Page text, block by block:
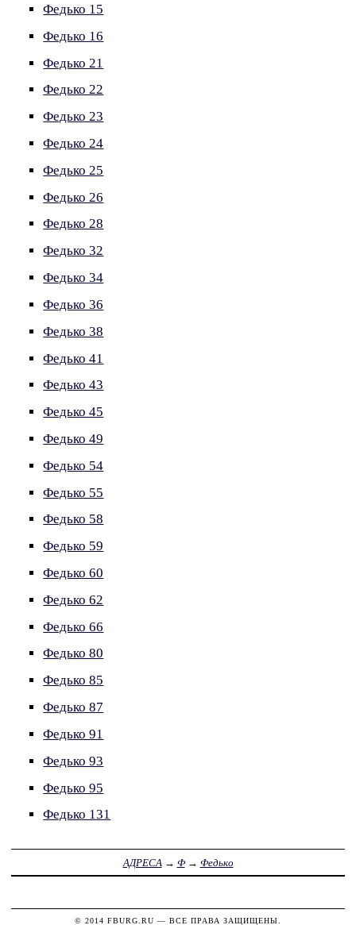
Федько 15
Федько 16
Федько 21
Федько 22
Федько 23
Федько 24
Федько 25
Федько 26
Федько 28
Федько 32
Федько 34
Федько 36
Федько 38
Федько 41
Федько 43
Федько 45
Федько 49
Федько 54
Федько 55
Федько 58
Федько 59
Федько 60
Федько 62
Федько 66
Федько 80
Федько 85
Федько 87
Федько 91
Федько 93
Федько 95
Федько 131
АДРЕСА → Ф→ Федько
© 2014 FBURG.RU — ВСЕ ПРАВА ЗАЩИЩЕНЫ.